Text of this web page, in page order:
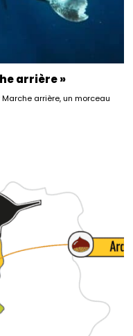
arrière »
arrière, un morceau